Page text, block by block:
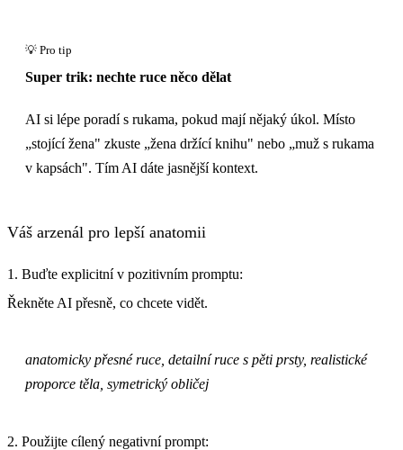
Super trik: nechte ruce něco dělat
AI si lépe poradí s rukama, pokud mají nějaký úkol. Místo
„stojící žena" zkuste „žena držící knihu" nebo „muž s rukama
v kapsách". Tím AI dáte jasnější kontext.
Váš arzenál pro lepší anatomii
1. Buďte explicitní v pozitivním promptu:
Řekněte AI přesně, co chcete vidět.
anatomicky přesné ruce, detailní ruce s pěti prsty, realistické
proporce těla, symetrický obličej
2. Použijte cílený negativní prompt: